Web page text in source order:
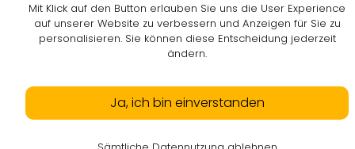
Mit Klick auf den Button erlauben Sie uns die User Experience
auf unserer Website zu verbessern und Anzeigen für Sie zu
personalisieren. Sie können diese Entscheidung jederzeit
ändern.
Ja, ich bin einverstanden